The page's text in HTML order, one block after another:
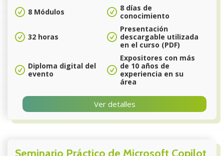
8 Módulos
8 días de
conocimiento
32 horas
Presentación
descargable utilizada
en el curso (PDF)
Diploma digital del
evento
Expositores con más
de 10 años de
experiencia en su
área
Ver detalles
Seminario Práctico de Microsoft Copilot